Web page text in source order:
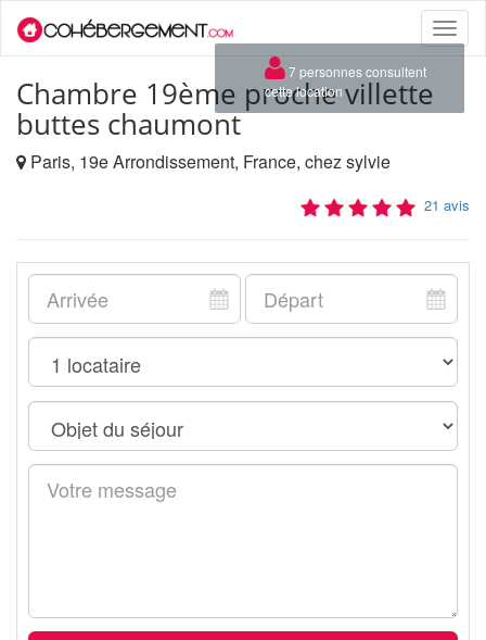
Toggle
Chambre 19ème proche villette
buttes chaumont
Paris, 19e Arrondissement, France, chez sylvie
21 avis
×
7 personnes consultent
cette location